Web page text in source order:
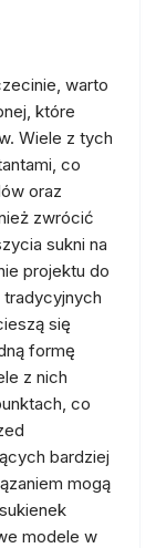
warto
które
Wiele z tych
co
oraz
zwrócić
sukni na
projektu do
się
formę
z nich
co
bardziej
mogą
modele w